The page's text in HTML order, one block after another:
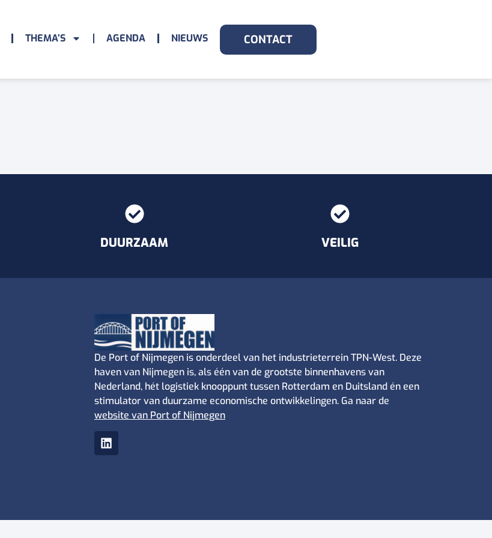
THEMA’S AGENDA NIEUWS CONTACT
DUURZAAM VEILIG
De Port of Nijmegen is onderdeel van het industrieterrein TPN-West. Deze
haven van Nijmegen is, als één van de grootste binnenhavens van
Nederland, hét logistiek knooppunt tussen Rotterdam en Duitsland én een
stimulator van duurzame economische ontwikkelingen. Ga naar de
website van Port of Nijmegen